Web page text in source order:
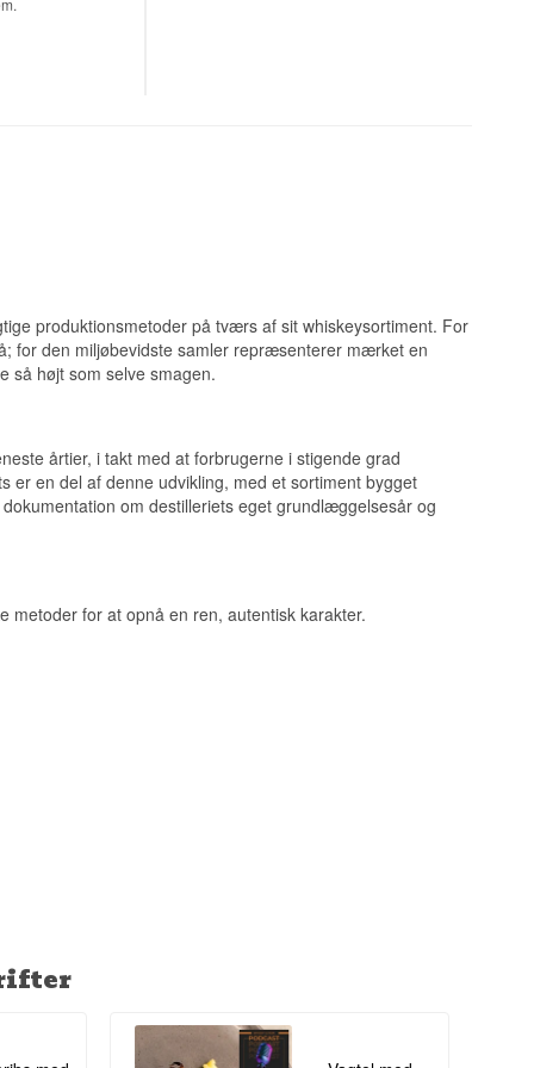
på
langt
snarere end
eller
aflange aks
produktionsmetoder på tværs af sit whiskeysortiment. For
for den miljøbevidste samler repræsenterer mærket en
så højt som selve smagen.
årtier, i takt med at forbrugerne i stigende grad
er en del af denne udvikling, med et sortiment bygget
om destilleriets eget grundlæggelsesår og
metoder for at opnå en ren, autentisk karakter.